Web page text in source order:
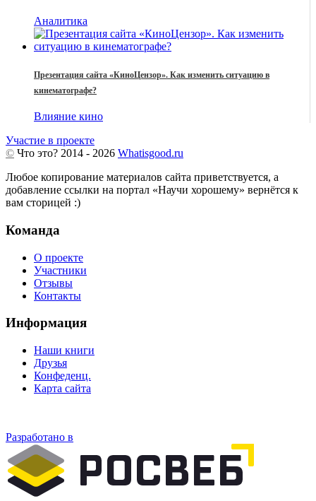
Аналитика
Презентация сайта «КиноЦензор». Как изменить ситуацию в
кинематографе?
Влияние кино
Участие в проекте
© Что это? 2014 - 2026 Whatisgood.ru
Любое копирование материалов сайта приветствуется, а
добавление ссылки на портал «Научи хорошему» вернётся к
вам сторицей :)
Команда
О проекте
Участники
Отзывы
Контакты
Информация
Наши книги
Друзья
Конфеденц.
Карта сайта
Разработано в